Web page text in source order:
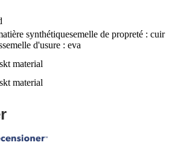
synthétiquesemelle de propreté : cuir
d'usure : eva
material
material